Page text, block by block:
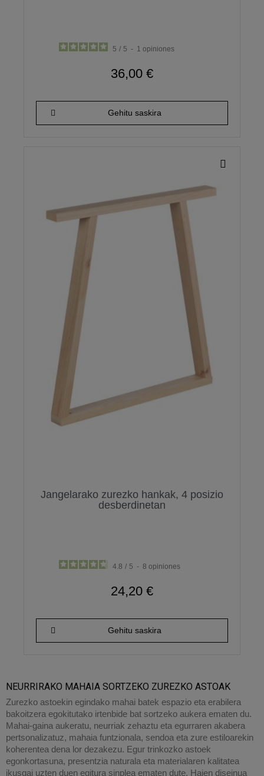
5 / 5 - 1opiniones
36,00 €
Gehitu saskira
Jangelarako zurezko hankak, 4 posizio
desberdinetan
4.8 / 5 - 8opiniones
24,20 €
Gehitu saskira
NEURRIRAKO MAHAIA SORTZEKO ZUREZKO ASTOAK
Zurezko astoekin egindako mahai batek espazio eta erabilera
bakoitzera egokitutako irtenbide bat sortzeko aukera ematen du.
Mahai-gaina aukeratu, neurriak zehaztu eta egurraren akabera
pertsonalizatuz, mahaia funtzionala, sendoa eta zure estiloarekin
koherentea dena lor dezakezu. Egur trinkozko astoek
egonkortasuna, presentzia naturala eta materialaren kalitatea
ikusgai uzten duen egitura sinplea ematen dute. Haien diseinua